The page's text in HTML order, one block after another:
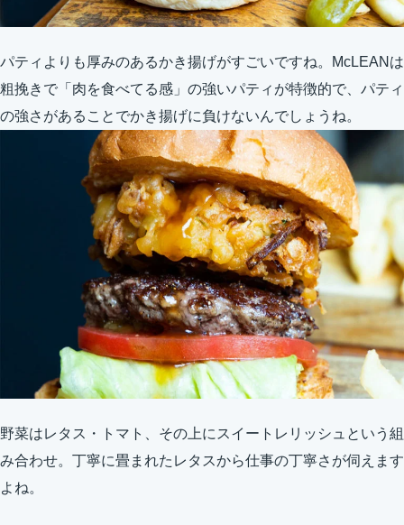
パティよりも厚みのあるかき揚げがすごいですね。McLEANは
粗挽きで「肉を食べてる感」の強いパティが特徴的で、パティ
の強さがあることでかき揚げに負けないんでしょうね。
野菜はレタス・トマト、その上にスイートレリッシュという組
み合わせ。丁寧に畳まれたレタスから仕事の丁寧さが伺えます
よね。